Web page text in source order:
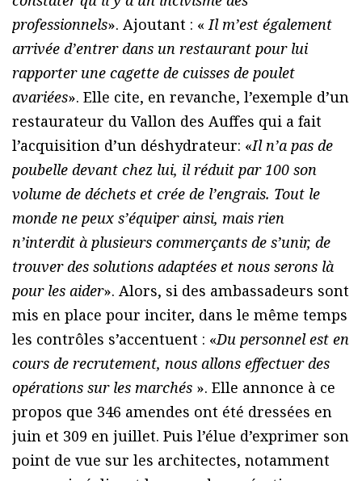
professionnels». Ajoutant : « Il m’est également
arrivée d’entrer dans un restaurant pour lui
rapporter une cagette de cuisses de poulet
avariées». Elle cite, en revanche, l’exemple d’un
restaurateur du Vallon des Auffes qui a fait
l’acquisition d’un déshydrateur: «Il n’a pas de
poubelle devant chez lui, il réduit par 100 son
volume de déchets et crée de l’engrais. Tout le
monde ne peux s’équiper ainsi, mais rien
n’interdit à plusieurs commerçants de s’unir, de
trouver des solutions adaptées et nous serons là
pour les aider». Alors, si des ambassadeurs sont
mis en place pour inciter, dans le même temps
les contrôles s’accentuent : «Du personnel est en
cours de recrutement, nous allons effectuer des
opérations sur les marchés ». Elle annonce à ce
propos que 346 amendes ont été dressées en
juin et 309 en juillet. Puis l’élue d’exprimer son
point de vue sur les architectes, notamment